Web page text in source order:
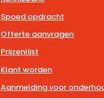
Spoed opdracht
Offerte aanvragen
Prijzenlijst
Klant worden
Aanmelding voor